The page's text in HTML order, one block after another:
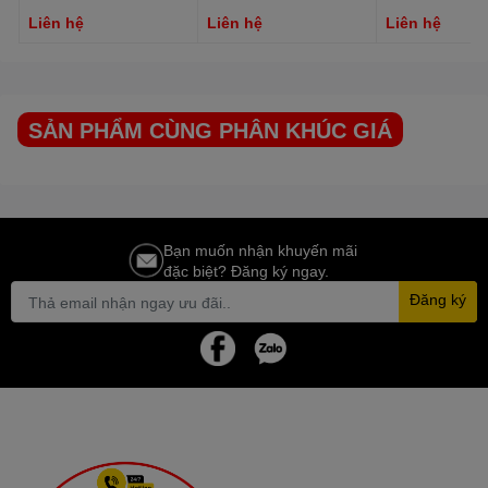
Output, MIC Input, HDMI ARC Output, IR ANT, Bluetooth ANT, và
Loa subBKSOUNDSW212
Dải tần từ 28 đến 150Hz giúp loa tái tạo âm thanh xuất sắc và có
góc phủ âm rộng. Đặc biệt, mạch amply khuếch đại Class D bên
trong giúp loa hoạt động hiệu quả và ổn định trong thời gian dài.
siêu cao, mang lại phạm vi hoạt động rộng lớn, ổn định và giảm
Liên hệ Liên hệ
Liên hệ
SẢN PHẨM CÙNG PHÂN KHÚC GIÁ
Bạn muốn nhận khuyến mãi
đặc biệt? Đăng ký ngay.
Đăng ký